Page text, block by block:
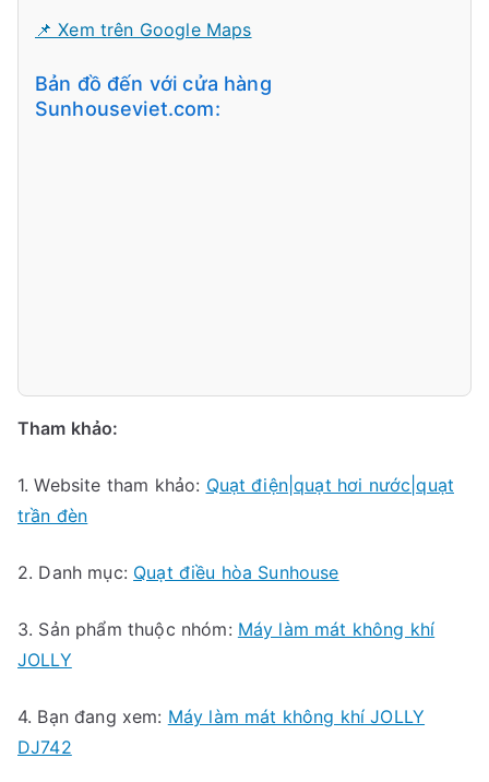
📌 Xem trên Google Maps
Bản đồ đến với cửa hàng
Sunhouseviet.com:
Tham khảo:
1. Website tham khảo: Quạt điện|quạt hơi nước|quạt
trần đèn
2. Danh mục: Quạt điều hòa Sunhouse
3. Sản phẩm thuộc nhóm: Máy làm mát không khí
JOLLY
4. Bạn đang xem: Máy làm mát không khí JOLLY
DJ742